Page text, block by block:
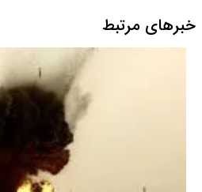
خبرهای مرتبط